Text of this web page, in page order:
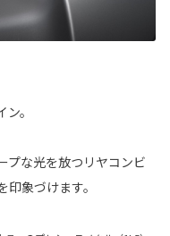
。
プな光を放つリヤコンビ
象づけます。